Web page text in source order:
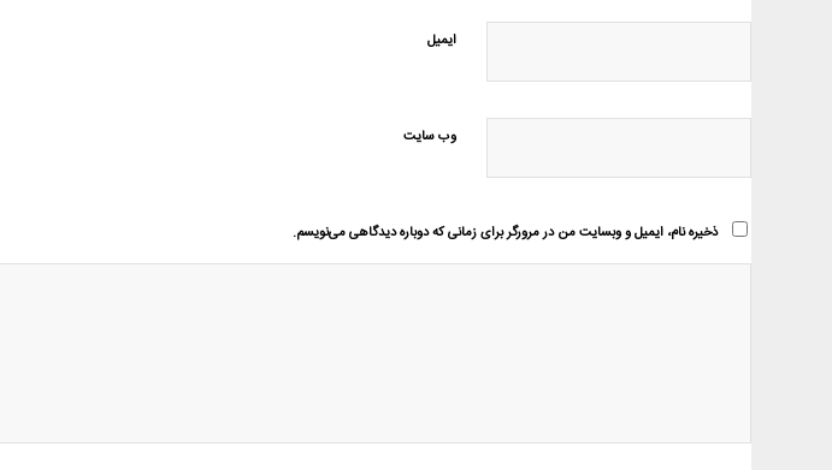
ایمیل
وب‌ سایت
ذخیره نام، ایمیل و وبسایت من در مرورگر برای زمانی که دوباره دیدگاهی می‌نویسم.